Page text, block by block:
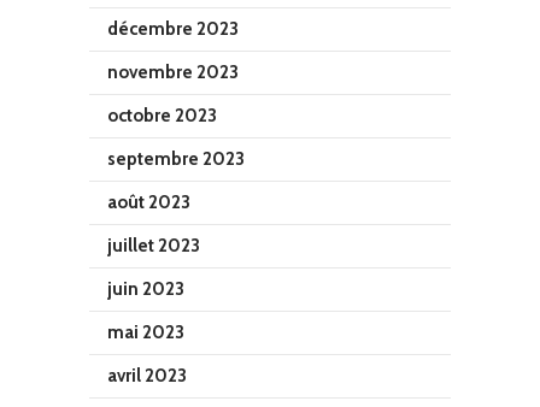
décembre 2023
novembre 2023
octobre 2023
septembre 2023
août 2023
juillet 2023
juin 2023
mai 2023
avril 2023